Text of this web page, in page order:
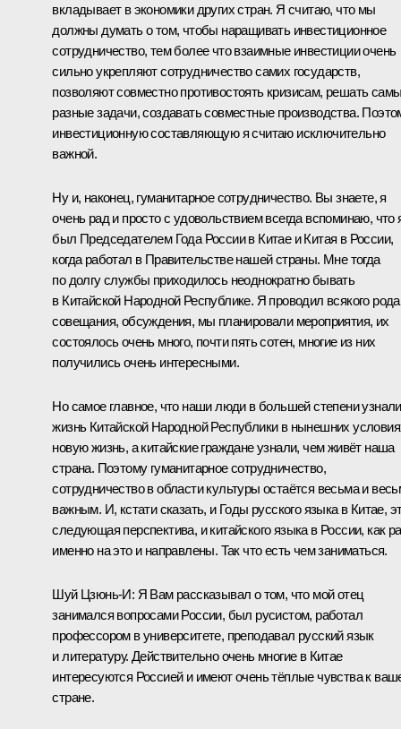
вкладывает в экономики других стран. Я считаю, что мы
должны думать о том, чтобы наращивать инвестиционное
сотрудничество, тем более что взаимные инвестиции очень
сильно укрепляют сотрудничество самих государств,
позволяют совместно противостоять кризисам, решать
разные задачи, создавать совместные производства.
инвестиционную составляющую я считаю исключительно
важной.
Ну и, наконец, гуманитарное сотрудничество. Вы знаете, я
очень рад и просто с удовольствием всегда вспоминаю, что
был Председателем Года России в Китае и Китая в России,
когда работал в Правительстве нашей страны. Мне тогда
по долгу службы приходилось неоднократно бывать
в Китайской Народной Республике. Я проводил всякого рода
совещания, обсуждения, мы планировали мероприятия, их
состоялось очень много, почти пять сотен, многие из них
получились очень интересными.
Но самое главное, что наши люди в большей степени узнали
жизнь Китайской Народной Республики в нынешних
новую жизнь, а китайские граждане узнали, чем живёт наша
страна. Поэтому гуманитарное сотрудничество,
сотрудничество в области культуры остаётся весьма и
важным. И, кстати сказать, и Годы русского языка в Китае,
следующая перспектива, и китайского языка в России, как
именно на это и направлены. Так что есть чем заниматься.
Шуй Цзюнь-И: Я Вам рассказывал о том, что мой отец
занимался вопросами России, был русистом, работал
профессором в университете, преподавал русский язык
и литературу. Действительно очень многие в Китае
интересуются Россией и имеют очень тёплые чувства к
стране.